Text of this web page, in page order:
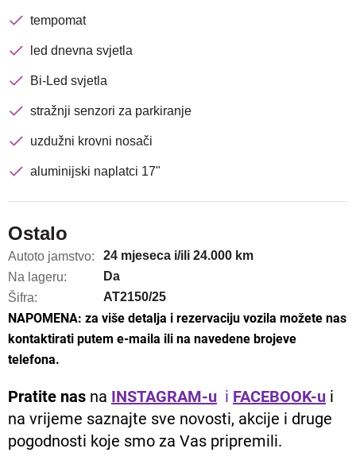
tempomat
led dnevna svjetla
Bi-Led svjetla
stražnji senzori za parkiranje
uzdužni krovni nosači
aluminijski naplatci 17"
Ostalo
Autoto jamstvo:
24 mjeseca i/ili 24.000 km
Na lageru:
Da
Šifra:
AT2150/25
NAPOMENA: za više detalja i rezervaciju vozila možete nas
kontaktirati putem e-maila ili na navedene brojeve
telefona.
Pratite nas na INSTAGRAM-u i FACEBOOK-u i
na vrijeme saznajte sve novosti, akcije i druge
pogodnosti koje smo za Vas pripremili.